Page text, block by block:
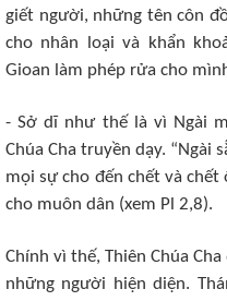
giết người, những tên côn
cho nhân loại và khẩn
Gioan làm phép rửa cho
- Sở dĩ như thế là vì Ngài
Chúa Cha truyền dạy. “Ngài
mọi sự cho đến chết và
cho muôn dân (xem Pl 2,8).
Chính vì thế, Thiên Chúa
những người hiện diện.